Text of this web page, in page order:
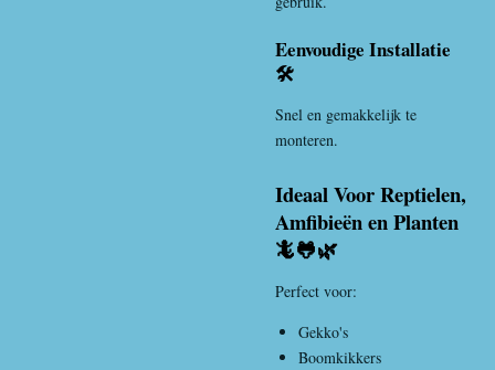
Eenvoudige Installatie
🛠️
Snel en gemakkelijk te
monteren.
Ideaal Voor Reptielen,
Amfibieën en Planten
🦎🐸🌿
Perfect voor:
Gekko's
Boomkikkers